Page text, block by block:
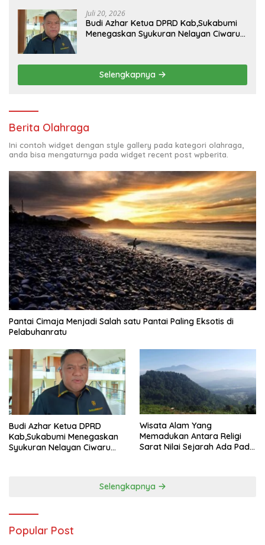
Juli 20, 2026
Budi Azhar Ketua DPRD Kab,Sukabumi
Menegaskan Syukuran Nelayan Ciwaru
Rumput
Selengkapnya
Berita Olahraga
Ini contoh widget dengan style gallery pada kategori olahraga,
anda bisa mengaturnya pada widget recent post wpberita.
Pantai Cimaja Menjadi Salah satu Pantai Paling Eksotis di
Pelabuhanratu
Budi Azhar Ketua DPRD
Kab,Sukabumi Menegaskan
Syukuran Nelayan Ciwaru
Wisata Alam Yang
Memadukan Antara Religi
Sarat Nilai Sejarah Ada Pada
Selengkapnya
Popular Post